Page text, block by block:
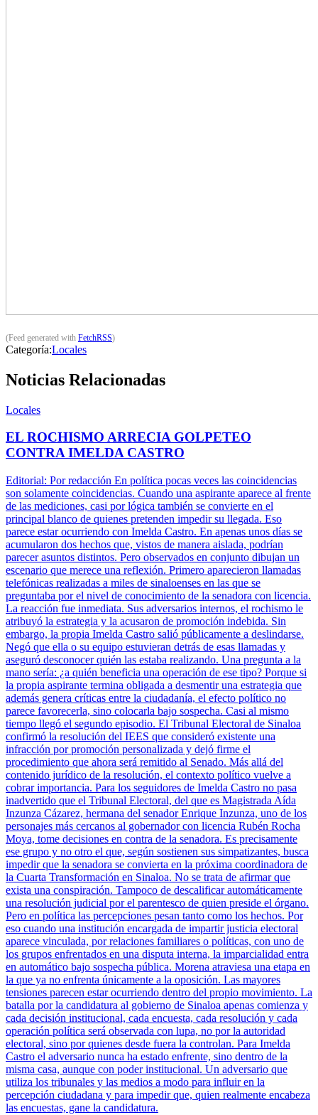
(Feed generated with FetchRSS)
Categoría:Locales
Noticias Relacionadas
Locales
EL ROCHISMO ARRECIA GOLPETEO
CONTRA IMELDA CASTRO
Editorial: Por redacción En política pocas veces las coincidencias
son solamente coincidencias. Cuando una aspirante aparece al frente
de las mediciones, casi por lógica también se convierte en el
principal blanco de quienes pretenden impedir su llegada. Eso
parece estar ocurriendo con Imelda Castro. En apenas unos días se
acumularon dos hechos que, vistos de manera aislada, podrían
parecer asuntos distintos. Pero observados en conjunto dibujan un
escenario que merece una reflexión. Primero aparecieron llamadas
telefónicas realizadas a miles de sinaloenses en las que se
preguntaba por el nivel de conocimiento de la senadora con licencia.
La reacción fue inmediata. Sus adversarios internos, el rochismo le
atribuyó la estrategia y la acusaron de promoción indebida. Sin
embargo, la propia Imelda Castro salió públicamente a deslindarse.
Negó que ella o su equipo estuvieran detrás de esas llamadas y
aseguró desconocer quién las estaba realizando. Una pregunta a la
mano sería: ¿a quién beneficia una operación de ese tipo? Porque si
la propia aspirante termina obligada a desmentir una estrategia que
además genera críticas entre la ciudadanía, el efecto político no
parece favorecerla, sino colocarla bajo sospecha. Casi al mismo
tiempo llegó el segundo episodio. El Tribunal Electoral de Sinaloa
confirmó la resolución del IEES que consideró existente una
infracción por promoción personalizada y dejó firme el
procedimiento que ahora será remitido al Senado. Más allá del
contenido jurídico de la resolución, el contexto político vuelve a
cobrar importancia. Para los seguidores de Imelda Castro no pasa
inadvertido que el Tribunal Electoral, del que es Magistrada Aída
Inzunza Cázarez, hermana del senador Enrique Inzunza, uno de los
personajes más cercanos al gobernador con licencia Rubén Rocha
Moya, tome decisiones en contra de la senadora. Es precisamente
ese grupo y no otro el que, según sostienen sus simpatizantes, busca
impedir que la senadora se convierta en la próxima coordinadora de
la Cuarta Transformación en Sinaloa. No se trata de afirmar que
exista una conspiración. Tampoco de descalificar automáticamente
una resolución judicial por el parentesco de quien preside el órgano.
Pero en política las percepciones pesan tanto como los hechos. Por
eso cuando una institución encargada de impartir justicia electoral
aparece vinculada, por relaciones familiares o políticas, con uno de
los grupos enfrentados en una disputa interna, la imparcialidad entra
en automático bajo sospecha pública. Morena atraviesa una etapa en
la que ya no enfrenta únicamente a la oposición. Las mayores
tensiones parecen estar ocurriendo dentro del propio movimiento. La
batalla por la candidatura al gobierno de Sinaloa apenas comienza y
cada decisión institucional, cada encuesta, cada resolución y cada
operación política será observada con lupa, no por la autoridad
electoral, sino por quienes desde fuera la controlan. Para Imelda
Castro el adversario nunca ha estado enfrente, sino dentro de la
misma casa, aunque con poder institucional. Un adversario que
utiliza los tribunales y las medios a modo para influir en la
percepción ciudadana y para impedir que, quien realmente encabeza
las encuestas, gane la candidatura.